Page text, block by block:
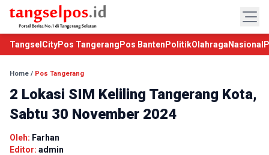
TangselCityPos Tangerang Pos Banten PolitikOlahraga Nasional
Home / Pos Tangerang
2 Lokasi SIM Keliling Tangerang Kota,
Sabtu 30 November 2024
Oleh: Farhan
Editor: admin